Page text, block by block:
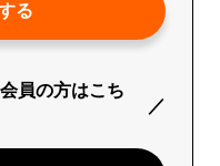
る
員の方はこち